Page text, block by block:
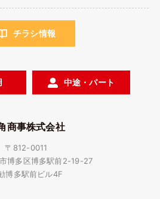
チラシ情報
中途・パート
商事株式会社
〒812-0011
博多区博多駅前2-19-27
博多駅前ビル4F